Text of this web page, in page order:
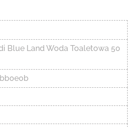
Blue Land Woda Toaletowa 50